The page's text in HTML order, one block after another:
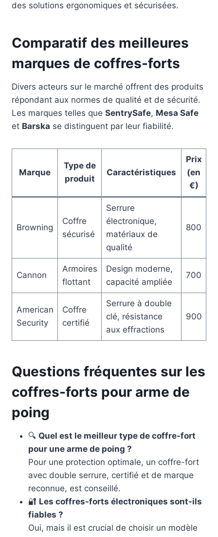
des solutions ergonomiques et sécurisées.
Comparatif des meilleures
marques de coffres-forts
Divers acteurs sur le marché offrent des produits
répondant aux normes de qualité et de sécurité.
Les marques telles que SentrySafe, Mesa Safe
et Barska se distinguent par leur fiabilité.
Marque
Type de
produit
Caractéristiques
Prix
(en
€)
Browning
Coffre
sécurisé
Serrure
électronique,
matériaux de
qualité
800
Cannon
Armoires
flottant
Design moderne,
capacité ampliée
700
American
Security
Coffre
certifié
Serrure à double
clé, résistance
aux effractions
900
Questions fréquentes sur les
coffres-forts pour arme de
poing
🔍 Quel est le meilleur type de coffre-fort
pour une arme de poing ?
Pour une protection optimale, un coffre-fort
avec double serrure, certifié et de marque
reconnue, est conseillé.
🔐 Les coffres-forts électroniques sont-ils
fiables ?
Oui, mais il est crucial de choisir un modèle